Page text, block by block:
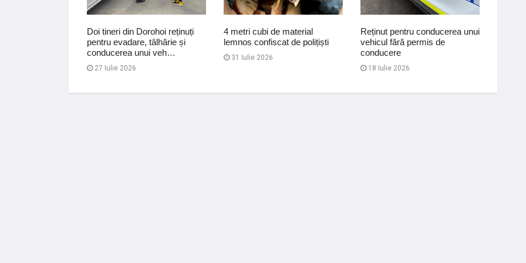
Doi tineri din Dorohoi reținuți
pentru evadare, tâlhărie și
conducerea unui veh…
27 Iulie 2026
4 metri cubi de material
lemnos confiscat de polițiști
31 Iulie 2026
Reținut pentru conducerea unui
vehicul fără permis de
conducere
18 Iulie 2026
acest
13